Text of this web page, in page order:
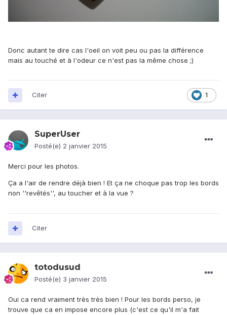
Donc autant te dire cas l'oeil on voit peu ou pas la différence
mais au touché et à l'odeur ce n'est pas la même chose ;)
1
Citer
SuperUser
Posté(e) 2 janvier 2015
Merci pour les photos.
Ça a l'air de rendre déjà bien ! Et ça ne choque pas trop les bords
non ''revêtés'', au toucher et à la vue ?
Citer
totodusud
Posté(e) 3 janvier 2015
Oui ca rend vraiment très très bien ! Pour les bords perso, je
trouve que ca en impose encore plus (c'est ce qu'il m'a fait